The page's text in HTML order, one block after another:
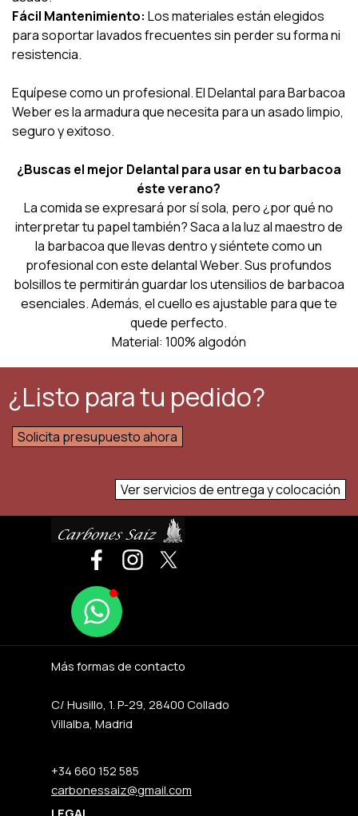
Fácil Mantenimiento: Los materiales están elegidos
para soportar lavados frecuentes sin perder su forma ni
resistencia.
Equípese como un profesional. El Delantal para Barbacoa
Weber es la armadura que necesita para un asado limpio,
seguro y exitoso.
¿Buscas el mejor Delantal para usar en tu barbacoa
éste verano?
La comida se expresará por sí sola, pero ¿por qué no
interpretar tu papel también? Saca a la luz al maestro de
la barbacoa que llevas dentro y siéntete como un
profesional con este delantal Weber.Sus profundos
bolsillos te permitirán guardar los utensilios de barbacoa
esenciales. Además, el cuello es ajustable para que te
quede perfecto.
Material: 100% algodón
¿Listo para tu pedido?
Solicita presupuesto ahora
Ver servicios de entrega y colocación
Más formas de contacto
C/ Husillo, 1. P-29, 28400 Collado
Villalba, Madrid
+34 660 152 585
carbonessaiz@gmail.com
LEGAL